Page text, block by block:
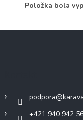
Položka bola
podpora@
+421 940 942